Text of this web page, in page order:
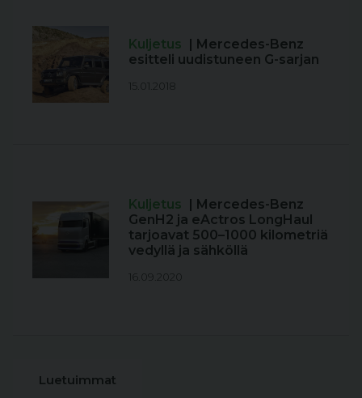
Kuljetus | Mercedes-Benz
esitteli uudistuneen G-sarjan
15.01.2018
Kuljetus | Mercedes-Benz
GenH2 ja eActros LongHaul
tarjoavat 500–1000 kilometriä
vedyllä ja sähköllä
16.09.2020
Luetuimmat